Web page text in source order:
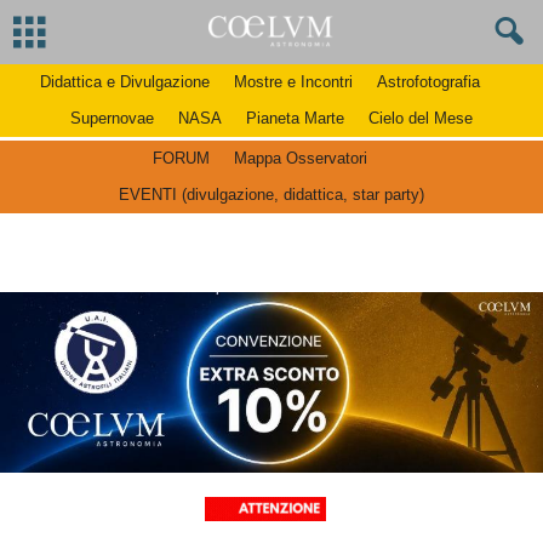
Didattica e Divulgazione Mostre e Incontri
Astrofotografia
Supernovae
NASA Pianeta Marte Cielo del Mese
FORUM
Mappa Osservatori
EVENTI (divulgazione, didattica, star party)